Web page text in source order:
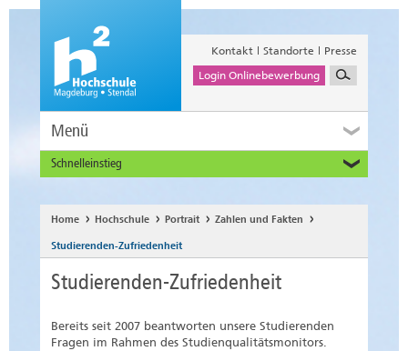
Kontakt Standorte
Presse
Login Onlinebewerbung
Menü
Schnelleinstieg
Alumni
Unternehmen und Institutionen
Studierende
Beschäftigte
Home Hochschule Portrait Zahlen und Fakten
Studierenden-Zufriedenheit
Studierenden-Zufriedenheit
Bereits seit 2007 beantworten unsere Studierenden
Fragen im Rahmen des Studienqualitätsmonitors.